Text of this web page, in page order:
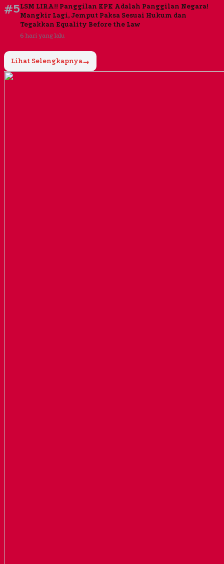
#5LSM LIRA!! Panggilan KPK Adalah Panggilan Negara!
Mangkir Lagi, Jemput Paksa Sesuai Hukum dan
Tegakkan Equality Before the Law
6 hari yang lalu
Lihat Selengkapnya→